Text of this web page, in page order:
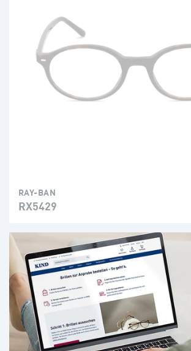
RAY-BAN
RX5429